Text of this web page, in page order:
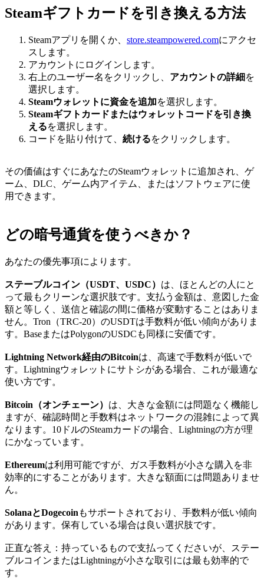
Steamギフトカードを引き換える方法
Steamアプリを開くか、 store.steampowered.comにアクセ
スします。
アカウントにログインします。
右上のユーザー名をクリックし、 アカウントの詳細 を
選択します。
Steamウォレットに資金を追加を選択します。
Steamギフトカードまたはウォレットコードを引き換
えるを選択します。
コードを貼り付けて、 続けるをクリックします。
その価値はすぐにあなたのSteamウォレットに追加され、ゲ
ーム、DLC、ゲーム内アイテム、またはソフトウェアに使
用できます。
どの暗号通貨を使うべきか？
あなたの優先事項によります。
ステーブルコイン（USDT、USDC） は、ほとんどの人にと
って最もクリーンな選択肢です。支払う金額は、意図した金
額と等しく、送信と確認の間に価格が変動することはありま
せん。Tron（TRC-20）のUSDTは手数料が低い傾向がありま
す。BaseまたはPolygonのUSDCも同様に安価です。
Lightning Network経由のBitcoinは、高速で手数料が低いで
す。Lightningウォレットにサトシがある場合、これが最適な
使い方です。
Bitcoin（オンチェーン） は、大きな金額には問題なく機能し
ますが、確認時間と手数料はネットワークの混雑によって異
なります。10ドルのSteamカードの場合、Lightningの方が理
にかなっています。
Ethereumは利用可能ですが、ガス手数料が小さな購入を非
効率的にすることがあります。大きな額面には問題ありませ
ん。
SolanaとDogecoin もサポートされており、手数料が低い傾向
があります。保有している場合は良い選択肢です。
正直な答え：持っているもので支払ってくださいが、ステー
ブルコインまたはLightningが小さな取引には最も効率的で
す。